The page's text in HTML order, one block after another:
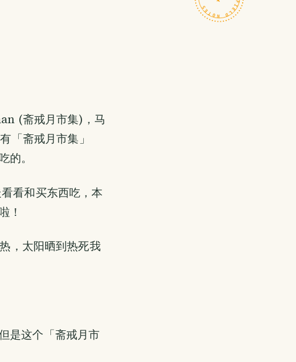
(斋戒月市集)，马
「斋戒月市集」
的。
看和买东西吃，本
！
，太阳晒到热死我
是这个「斋戒月市